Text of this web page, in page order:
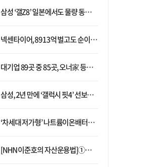
삼성 ‘갤Z8’ 일본에서도 물량 동났다…애플 참전 앞두고 선두 수성 ‘시험대’
넥센타이어, 8913억 벌고도 순이익 2억…유럽 세부담에 이익 증발
대기업 89곳 중 85곳, 오너家 등기임원 겸직…BS 46곳·SM 45곳 ‘족벌경영’ 고착화
삼성, 2년 만에 ‘갤럭시 핏4’ 선보이나…웨어러블 생태계 확장 ‘시동’
‘차세대 저가형’ 나트륨이온배터리 시대 오나…LG화학·에코프로, 상용화 속도낸다
[NHN 이준호의 자산운용법]①이니시오·JLC ‘부동산’-JLC파트너스 ‘투자’…“부동산 담보대출로 투자재원 확보”